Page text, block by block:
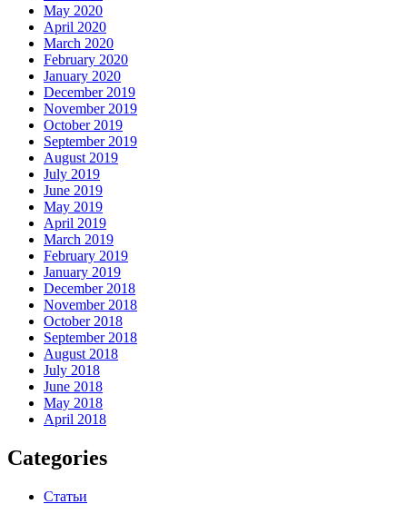
May 2020
April 2020
March 2020
February 2020
January 2020
December 2019
November 2019
October 2019
September 2019
August 2019
July 2019
June 2019
May 2019
April 2019
March 2019
February 2019
January 2019
December 2018
November 2018
October 2018
September 2018
August 2018
July 2018
June 2018
May 2018
April 2018
Categories
Статьи